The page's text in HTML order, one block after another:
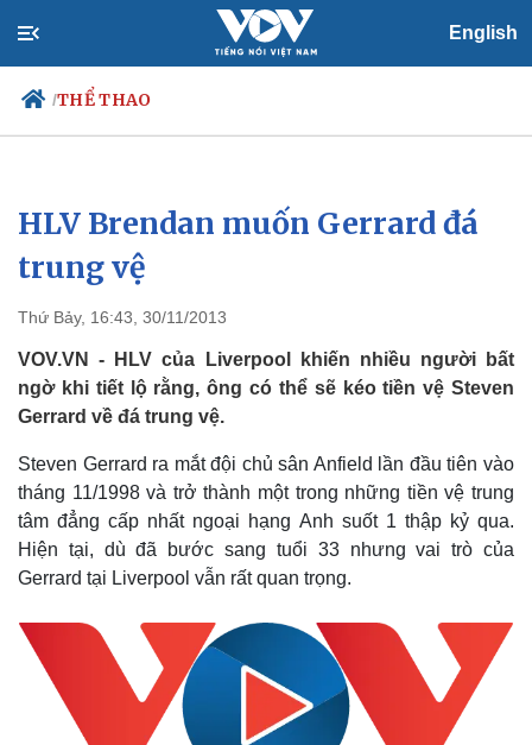
English
/THỂ THAO
Chính trị
Tổ chức nhân sự
Nhận diện sự thật
Xã hội
Việc làm
Biển đảo
HLV Brendan muốn Gerrard đá
trung vệ
Thứ Bảy, 16:43, 30/11/2013
VOV.VN - HLV của Liverpool khiến nhiều người bất
ngờ khi tiết lộ rằng, ông có thể sẽ kéo tiền vệ Steven
Gerrard về đá trung vệ.
Steven Gerrard ra mắt đội chủ sân Anfield lần đầu tiên vào
tháng 11/1998 và trở thành một trong những tiền vệ trung
tâm đẳng cấp nhất ngoại hạng Anh suốt 1 thập kỷ qua.
Hiện tại, dù đã bước sang tuổi 33 nhưng vai trò của
Gerrard tại Liverpool vẫn rất quan trọng.